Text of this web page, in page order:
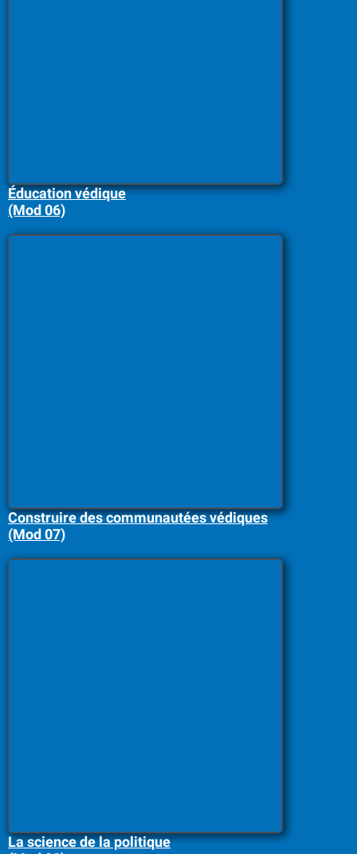
Éducation védique
(Mod 06)
Construire des communautées védiques
(Mod 07)
La science de la politique